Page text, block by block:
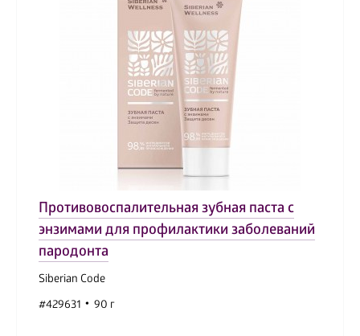
Противовоспалительная зубная паста с
энзимами для профилактики заболеваний
пародонта
Siberian Code
#429631
90 г